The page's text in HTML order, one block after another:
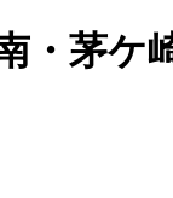
・茅ケ